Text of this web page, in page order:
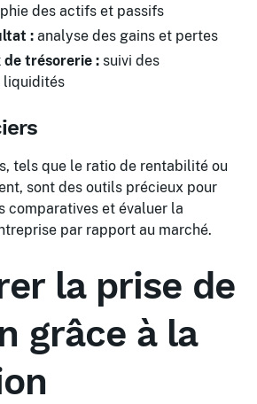
des actifs et passifs
: analyse des gains et pertes
trésorerie : suivi des
liquidités
tels que le ratio de rentabilité ou
sont des outils précieux pour
comparatives et évaluer la
par rapport au marché.
la prise de
grâce à la